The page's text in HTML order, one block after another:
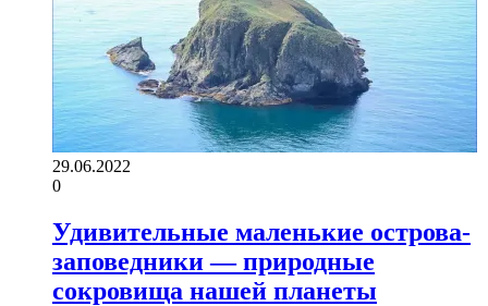
29.06.2022
0
Удивительные маленькие острова-
заповедники — природные
сокровища нашей планеты